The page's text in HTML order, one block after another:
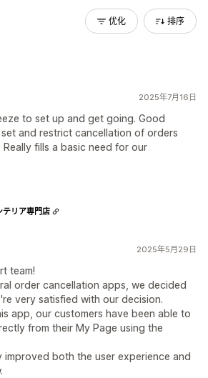
优化 排序
2025年7月16日
to set up and get going. Good
and restrict cancellation of orders
fills a basic need for our
2025年5月29日
team!
order cancellation apps, we decided
very satisfied with our decision.
app, our customers have been able to
from their My Page using the
both the user experience and
テリア専門店